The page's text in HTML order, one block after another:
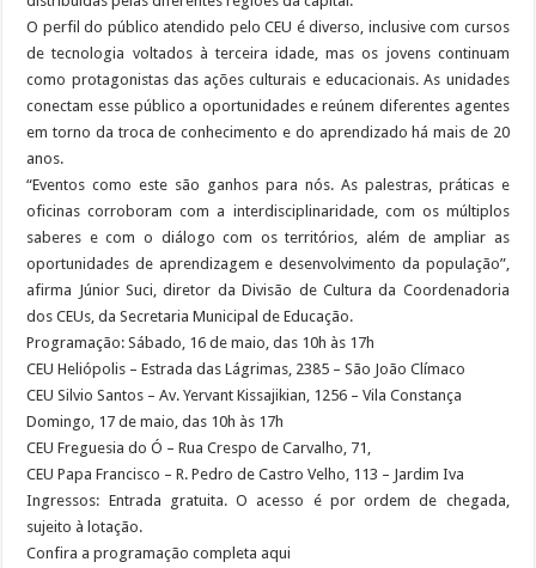
O perfil do público atendido pelo CEU é diverso, inclusive com cursos
de tecnologia voltados à terceira idade, mas os jovens continuam
como protagonistas das ações culturais e educacionais. As unidades
conectam esse público a oportunidades e reúnem diferentes agentes
em torno da troca de conhecimento e do aprendizado há mais de 20
anos.
“Eventos como este são ganhos para nós. As palestras, práticas e
oficinas corroboram com a interdisciplinaridade, com os múltiplos
saberes e com o diálogo com os territórios, além de ampliar as
oportunidades de aprendizagem e desenvolvimento da população”,
afirma Júnior Suci, diretor da Divisão de Cultura da Coordenadoria
dos CEUs, da Secretaria Municipal de Educação.
Programação: Sábado, 16 de maio, das 10h às 17h
CEU Heliópolis – Estrada das Lágrimas, 2385 – São João Clímaco
CEU Silvio Santos – Av. Yervant Kissajikian, 1256 – Vila Constança
Domingo, 17 de maio, das 10h às 17h
CEU Freguesia do Ó – Rua Crespo de Carvalho, 71,
CEU Papa Francisco – R. Pedro de Castro Velho, 113 – Jardim Iva
Ingressos: Entrada gratuita. O acesso é por ordem de chegada,
sujeito à lotação.
Confira a programação completa aqui